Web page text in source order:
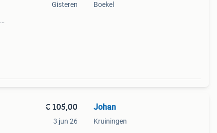
Gisteren Boekel
€ 105,00
3 jun 26
Johan
Kruiningen